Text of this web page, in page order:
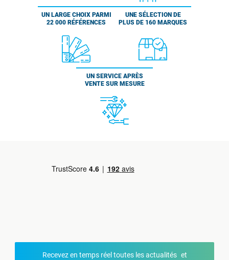
UN LARGE CHOIX PARMI
22 000 RÉFÉRENCES
UNE SÉLECTION DE
PLUS DE 160 MARQUES
UN SERVICE APRÈS
VENTE SUR MESURE
Recevez en temps réel toutes les actualités et